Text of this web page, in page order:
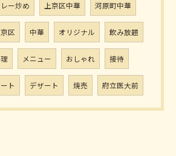
ー炒め 上京区中華 河原町中華
京区 中華 オリジナル 飲み放題
メニュー おしゃれ 接待
ト デザート 焼売 府立医大前